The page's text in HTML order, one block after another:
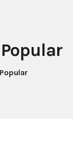
Popular